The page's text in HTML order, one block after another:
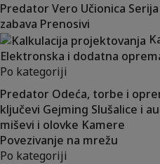
Predator Vero Učionica
zabava Prenosivi
Elektronska i dodatna
Po kategoriji
Predator Odeća, torbe i
ključevi Gejming Slušalice i
miševi i olovke Kamere
Povezivanje na mrežu
Po kategoriji